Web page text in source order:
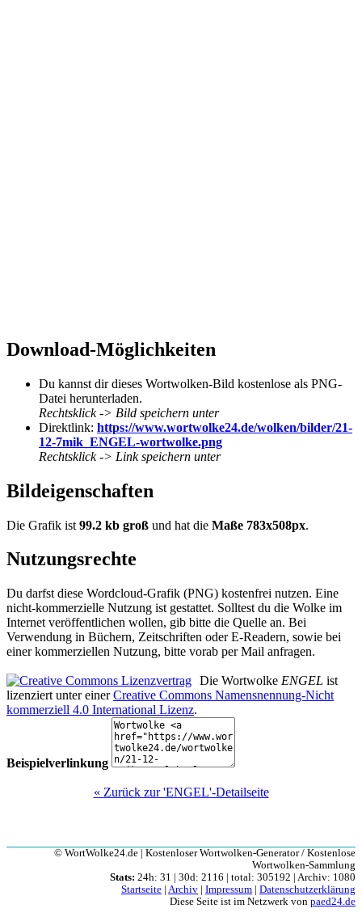
Download-Möglichkeiten
Du kannst dir dieses Wortwolken-Bild kostenlose als PNG-
Datei herunterladen.
Rechtsklick -> Bild speichern unter
Direktlink: https://www.wortwolke24.de/wolken/bilder/21-
12-7mik_ENGEL-wortwolke.png
Rechtsklick -> Link speichern unter
Bildeigenschaften
Die Grafik ist 99.2 kb groß und hat die Maße 783x508px.
Nutzungsrechte
Du darfst diese Wordcloud-Grafik (PNG) kostenfrei nutzen. Eine
nicht-kommerzielle Nutzung ist gestattet. Solltest du die Wolke im
Internet veröffentlichen wollen, gib bitte die Quelle an. Bei
Verwendung in Büchern, Zeitschriften oder E-Readern, sowie bei
einer kommerziellen Nutzung, bitte vorab per Mail anfragen.
Die Wortwolke ENGEL ist
lizenziert unter einerCreative Commons Namensnennung-Nicht
kommerziell 4.0 International Lizenz.
Beispielverlinkung
« Zurück zur 'ENGEL'-Detailseite
© WortWolke24.de | Kostenloser Wortwolken-Generator / Kostenlose
Wortwolken-Sammlung
Stats: 24h: 31 | 30d: 2116 | total: 305192 | Archiv: 1080
Startseite Archiv Impressum
Datenschutzerklärung
Diese Seite ist im Netzwerk von paed24.de